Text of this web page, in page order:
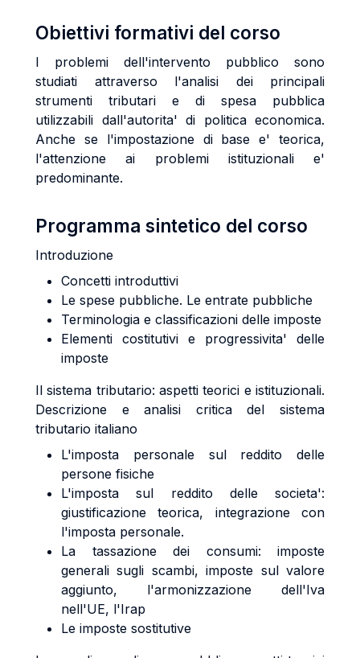
Obiettivi formativi del corso
I problemi dell'intervento pubblico sono
studiati attraverso l'analisi dei principali
strumenti tributari e di spesa pubblica
utilizzabili dall'autorita' di politica economica.
Anche se l'impostazione di base e' teorica,
l'attenzione ai problemi istituzionali e'
predominante.
Programma sintetico del corso
Introduzione
Concetti introduttivi
Le spese pubbliche. Le entrate pubbliche
Terminologia e classificazioni delle imposte
Elementi costitutivi e progressivita' delle
imposte
Il sistema tributario: aspetti teorici e istituzionali.
Descrizione e analisi critica del sistema
tributario italiano
L'imposta personale sul reddito delle
persone fisiche
L'imposta sul reddito delle societa':
giustificazione teorica, integrazione con
l'imposta personale.
La tassazione dei consumi: imposte
generali sugli scambi, imposte sul valore
aggiunto, l'armonizzazione dell'Iva
nell'UE, l'Irap
Le imposte sostitutive